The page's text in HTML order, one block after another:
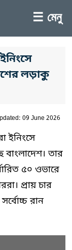
☰ মেনু
লড়াকু
09 June 2026
ইনিংসে
বাংলাদেশ। তার
৫০ ওভারে
প্রায় চার
রান